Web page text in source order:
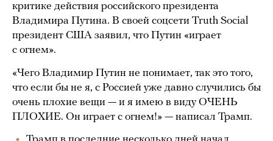
критике действия российского президента
Владимира Путина. В своей соцсети Truth Social
президент США заявил, что Путин «играет
с огнем».
«Чего Владимир Путин не понимает, так это того,
что если бы не я, с Россией уже давно случились бы
очень плохие вещи — и я имею в виду ОЧЕНЬ
ПЛОХИЕ. Он играет с огнем!» — написал Трамп.